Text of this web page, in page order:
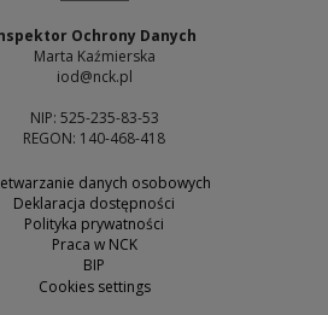
Ochrony Danych
Marta Kaźmierska
iod@nck.pl
NIP: 525-235-83-53
REGON: 140-468-418
danych osobowych
Deklaracja dostępności
Polityka prywatności
Praca w NCK
BIP
Cookies settings